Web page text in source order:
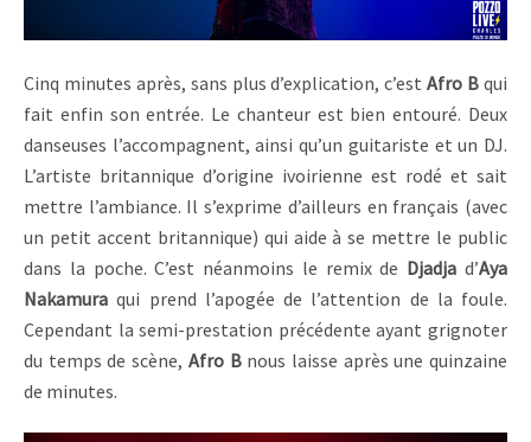
Cinq minutes après, sans plus d’explication, c’estAfro B qui
fait enfin son entrée. Le chanteur est bien entouré. Deux
danseuses l’accompagnent, ainsi qu’un guitariste et un DJ.
L’artiste britannique d’origine ivoirienne est rodé et sait
mettre l’ambiance. Il s’exprime d’ailleurs en français (avec
un petit accent britannique) qui aide à se mettre le public
dans la poche. C’est néanmoins le remix de Djadja d’Aya
Nakamura qui prend l’apogée de l’attention de la foule.
Cependant la semi-prestation précédente ayant grignoter
du temps de scène, Afro Bnous laisse après une quinzaine
de minutes.